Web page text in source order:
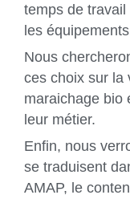
temps de
les
Nous
ces choix sur la
maraichage bio
leur métier.
Enfin, nous
se traduisent
AMAP, le